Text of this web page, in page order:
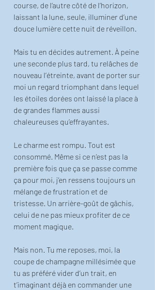
course, de l’autre côté de l’horizon,
laissant la lune, seule, illuminer d’une
douce lumière cette nuit de réveillon.
Mais tu en décides autrement. À peine
une seconde plus tard, tu relâches de
nouveau l’étreinte, avant de porter sur
moi un regard triomphant dans lequel
les étoiles dorées ont laissé la place à
de grandes flammes aussi
chaleureuses qu’effrayantes.
Le charme est rompu. Tout est
consommé. Même si ce n’est pas la
première fois que ça se passe comme
ça pour moi, j’en ressens toujours un
mélange de frustration et de
tristesse. Un arrière-goût de gâchis,
celui de ne pas mieux profiter de ce
moment magique.
Mais non. Tu me reposes, moi, la
coupe de champagne millésimée que
tu as préféré vider d’un trait, en
t’imaginant déjà en commander une